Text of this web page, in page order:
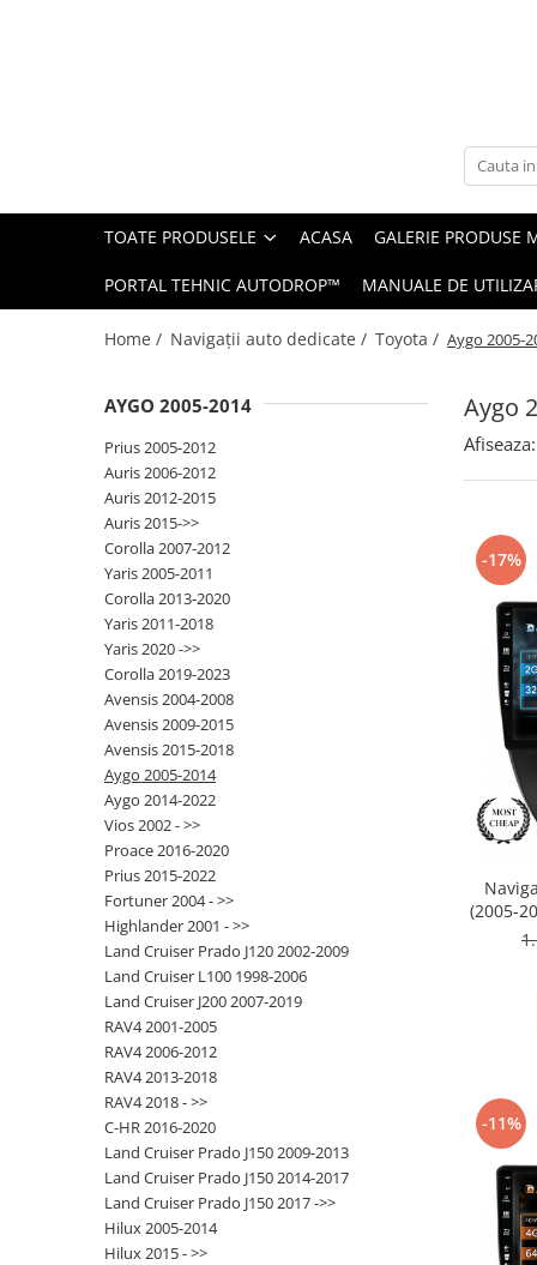
Mercedes Benz
Land Rover
TOATE PRODUSELE ACASA GALERIE PRODUSE
PORTAL TEHNIC AUTODROP™ MANUALE DE
Home / Navigații auto dedicate / Toyota / Aygo 2005-
Aygo
AYGO 2005-2014
Prius 2005-2012
Auris 2006-2012
Auris 2012-2015
Auris 2015->>
Corolla 2007-2012
Yaris 2005-2011
Corolla 2013-2020
Yaris 2011-2018
Yaris 2020 ->>
Corolla 2019-2023
Avensis 2004-2008
Avensis 2009-2015
Avensis 2015-2018
Aygo 2005-2014
Aygo 2014-2022
Vios 2002 - >>
Proace 2016-2020
Prius 2015-2022
Fortuner 2004 - >>
Highlander 2001 - >>
Land Cruiser Prado J120 2002-2009
Land Cruiser L100 1998-2006
Land Cruiser J200 2007-2019
RAV4 2001-2005
RAV4 2006-2012
RAV4 2013-2018
RAV4 2018 - >>
C-HR 2016-2020
Land Cruiser Prado J150 2009-2013
Land Cruiser Prado J150 2014-2017
Land Cruiser Prado J150 2017 ->>
Hilux 2005-2014
Hilux 2015 - >>
Afiseaza:
-17%
(2005-
-11%